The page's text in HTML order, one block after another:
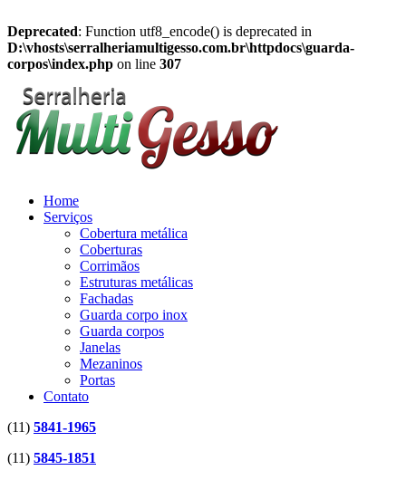
Deprecated: Function utf8_encode() is deprecated in
D:\vhosts\serralheriamultigesso.com.br\httpdocs\guarda-
corpos\index.php on line 307
Home
Serviços
Cobertura metálica
Coberturas
Corrimãos
Estruturas metálicas
Fachadas
Guarda corpo inox
Guarda corpos
Janelas
Mezaninos
Portas
Contato
(11) 5841-1965
(11) 5845-1851